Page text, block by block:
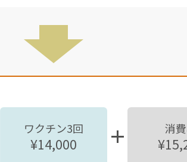
ワクチン3回
¥14,000
消